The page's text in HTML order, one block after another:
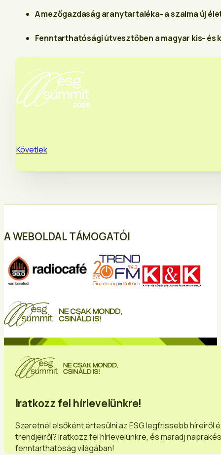
A mezőgazdaság aranytartaléka- a szalma új
Fenntarthatósági útvesztőben a magyar kis- és
Követlek
A WEBOLDAL TÁMOGATÓI
Iratkozz fel hírlevelünkre!
Szeretnél elsőként értesülni az ESG legfrissebb híreiről
trendjeiről? Iratkozz fel hírlevelünkre, és maradj
fenntarthatóság világában!